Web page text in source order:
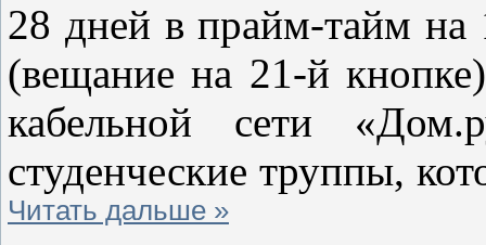
28 дней в прайм-тайм
(вещание на 21-й
кабельной сети
студенческие труппы,
Читать дальше »